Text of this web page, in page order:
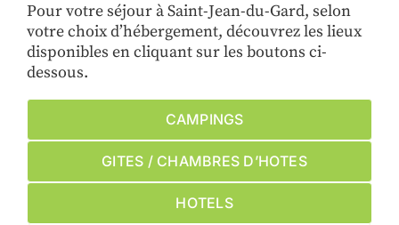
Pour votre séjour à Saint-Jean-du-Gard, selon
votre choix d’hébergement, découvrez les lieux
disponibles en cliquant sur les boutons ci-
dessous.
CAMPINGS
GITES / CHAMBRES D’HOTES
HOTELS